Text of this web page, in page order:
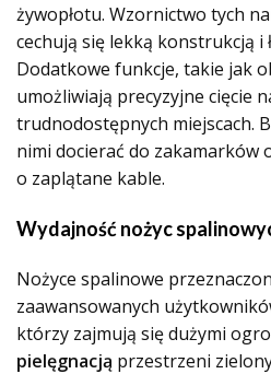
żywopłotu. Wzornictwo tych
cechują się lekką konstrukcją i
Dodatkowe funkcje, takie jak
umożliwiają precyzyjne cięcie
trudnodostępnych miejscach.
nimi docierać do zakamarków
o zaplątane kable.
Wydajność nożyc
Nożyce spalinowe
zaawansowanych
którzy zajmują się dużymi
pielęgnacją przestrzeni